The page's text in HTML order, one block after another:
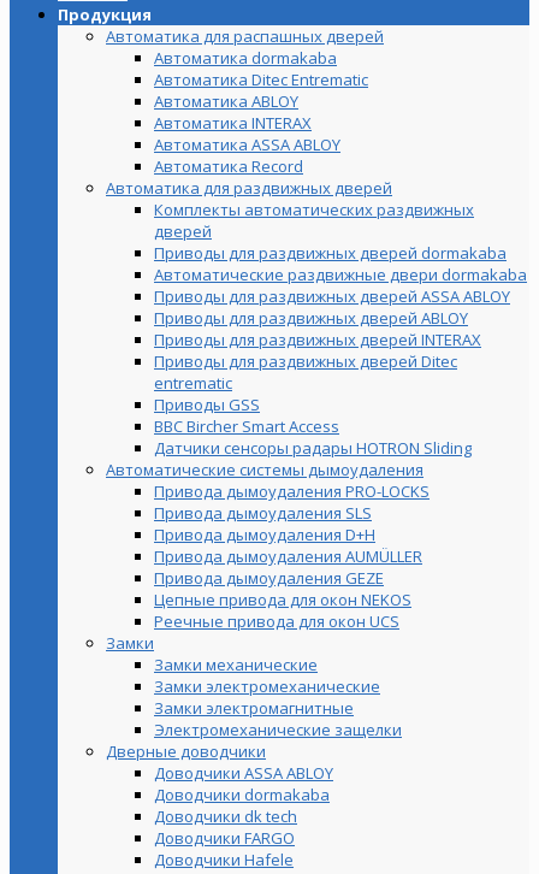
Продукция
Автоматика для распашных дверей
Автоматика dormakaba
Автоматика Ditec Entrematic
Автоматика ABLOY
Автоматика INTERAX
Автоматика ASSA ABLOY
Автоматика Record
Автоматика для раздвижных дверей
Комплекты автоматических раздвижных
дверей
Приводы для раздвижных дверей dormakaba
Автоматические раздвижные двери dormakaba
Приводы для раздвижных дверей ASSA ABLOY
Приводы для раздвижных дверей ABLOY
Приводы для раздвижных дверей INTERAX
Приводы для раздвижных дверей Ditec
entrematic
Приводы GSS
BBC Bircher Smart Access
Датчики сенсоры радары HOTRON Sliding
Автоматические системы дымоудаления
Привода дымоудаления PRO-LOCKS
Привода дымоудаления SLS
Привода дымоудаления D+H
Привода дымоудаления AUMÜLLER
Привода дымоудаления GEZE
Цепные привода для окон NEKOS
Реечные привода для окон UСS
Замки
Замки механические
Замки электромеханические
Замки электромагнитные
Электромеханические защелки
Дверные доводчики
Доводчики ASSA ABLOY
Доводчики dormakaba
Доводчики dk tech
Доводчики FARGO
Доводчики Hafele